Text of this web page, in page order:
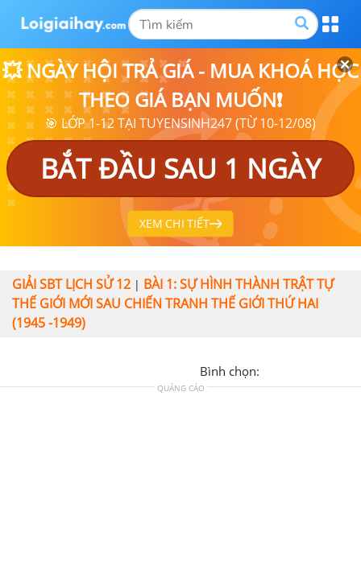
💥 NGÀY HỘI TRẢ GIÁ - MUA KHOÁ HỌC
THEO GIÁ BẠN MUỐN❗
🎯 LỚP 1-12 TẠI TUYENSINH247 (TỪ 10-12/08)
BẮT ĐẦU SAU 1 NGÀY
XEM CHI TIẾT
GIẢI SBT LỊCH SỬ 12 | BÀI 1: SỰ HÌNH THÀNH TRẬT TỰ
THẾ GIỚI MỚI SAU CHIẾN TRANH THẾ GIỚI THỨ HAI
(1945 -1949)
Bình chọn:
QUẢNG CÁO